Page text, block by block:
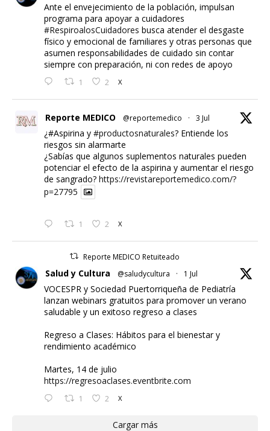
Ante el envejecimiento de la población, impulsan
programa para apoyar a cuidadores
#RespiroalosCuidadores busca atender el desgaste
físico y emocional de familiares y otras personas que
asumen responsabilidades de cuidado sin contar
siempre con preparación, ni con redes de apoyo
1 2 X
Reporte MEDICO @reportemedico · 3 Jul
¿#Aspirina y #productosnaturales? Entiende los
riesgos sin alarmarte
¿Sabías que algunos suplementos naturales pueden
potenciar el efecto de la aspirina y aumentar el riesgo
de sangrado? https://revistareportemedico.com/?
p=27795
1 2 X
Reporte MEDICO Retuiteado
Salud y Cultura @saludycultura · 1 Jul
VOCESPR y Sociedad Puertorriqueña de Pediatría
lanzan webinars gratuitos para promover un verano
saludable y un exitoso regreso a clases
Regreso a Clases: Hábitos para el bienestar y
rendimiento académico
Martes, 14 de julio
https://regresoaclases.eventbrite.com
1 2 X
Cargar más